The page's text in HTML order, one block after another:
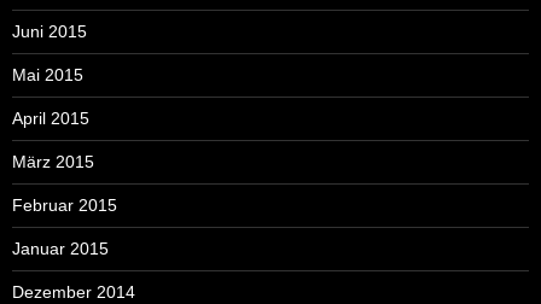
Juni 2015
Mai 2015
April 2015
März 2015
Februar 2015
Januar 2015
Dezember 2014